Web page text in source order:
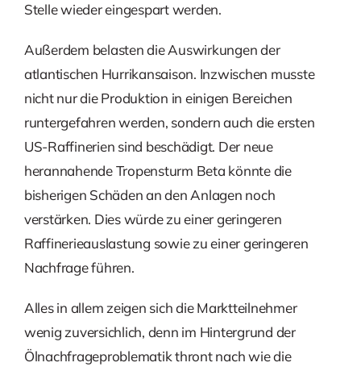
Stelle wieder eingespart werden.
Außerdem belasten die Auswirkungen der
atlantischen Hurrikansaison. Inzwischen musste
nicht nur die Produktion in einigen Bereichen
runtergefahren werden, sondern auch die ersten
US-Raffinerien sind beschädigt. Der neue
herannahende Tropensturm Beta könnte die
bisherigen Schäden an den Anlagen noch
verstärken. Dies würde zu einer geringeren
Raffinerieauslastung sowie zu einer geringeren
Nachfrage führen.
Alles in allem zeigen sich die Marktteilnehmer
wenig zuversichlich, denn im Hintergrund der
Ölnachfrageproblematik thront nach wie die